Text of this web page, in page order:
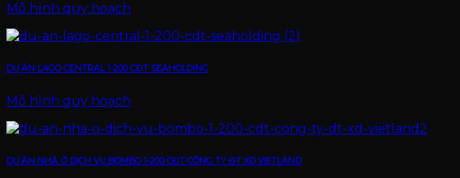
Mô hình quy hoạch
DỰ ÁN LAGO CENTRAL 1-200 CĐT SEAHOLDING
Mô hình quy hoạch
DỰ ÁN NHÀ Ở DỊCH VỤ BOMBO 1-200 CĐT CÔNG TY ĐT XD VIETLAND